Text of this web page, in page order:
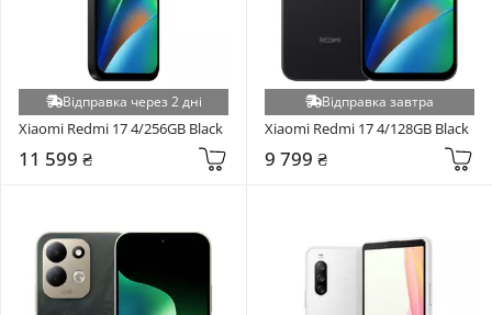
Відправка через 2 дні
Xiaomi Redmi 17 4/256GB Black
11 599 ₴
Відправка завтра
Xiaomi Redmi 17 4/128GB Black
9 799 ₴